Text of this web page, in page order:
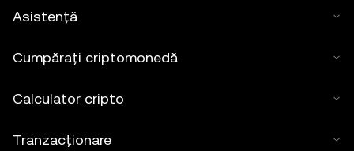
Asistență
Cumpărați criptomonedă
Calculator cripto
Tranzacționare